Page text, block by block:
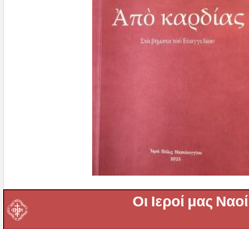
Οι Ιεροί μας Ναοί